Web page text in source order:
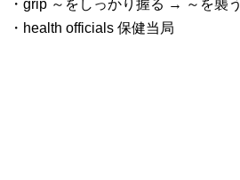
・grip ～をしっかり握る → ～を襲う
・health officials 保健当局